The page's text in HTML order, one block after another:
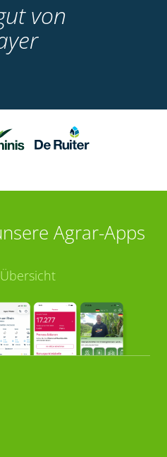
von
Agrar-Apps